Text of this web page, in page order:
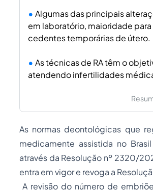
Algumas das principais
em laboratório, maioridade
cedentes temporárias de útero.
As técnicas de RA têm o
atendendo infertilidades
As normas deontológicas que
medicamente assistida no
através da Resolução nº 2320/
entra em vigor e revoga a
A revisão do número de